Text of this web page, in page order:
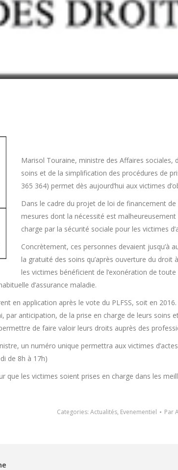
Marisol Touraine, ministre des Affaires
soins et de la simplification des procédures de
365 364) permet dès aujourd’hui aux victimes
Dans le cadre du projet de loi de financement
mesures dont la nécessité est
charge par la sécurité sociale pour les victimes
Concrètement, ces personnes devaient jusqu’à
la gratuité des soins qu’après ouverture du droit
les victimes bénéficient de l’exonération de
d’assurance maladie.
en application après le vote du PLFSS, soit en
par anticipation, de la prise en charge de leurs
de faire valoir leurs droits auprès des
un numéro unique permettra aux victimes
de 8h à 17h)
que les victimes soient prises en charge dans les
Categories: Actualités, Evenementiel Par